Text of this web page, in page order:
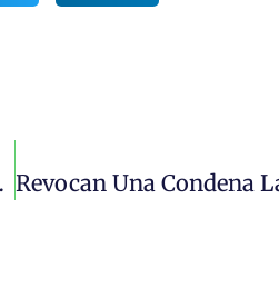
De Neuquén